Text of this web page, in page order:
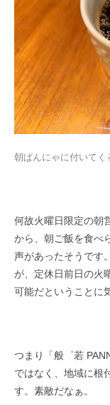
朝ぱんにゃに付いてく
何故火曜日限定の朝
から、朝ご飯を食べ
声が​あったそうです
が、定休日前日の火
可能だとい​うことに
つまり「般゜若
ではなく、地域に根
す。素敵だなぁ。​